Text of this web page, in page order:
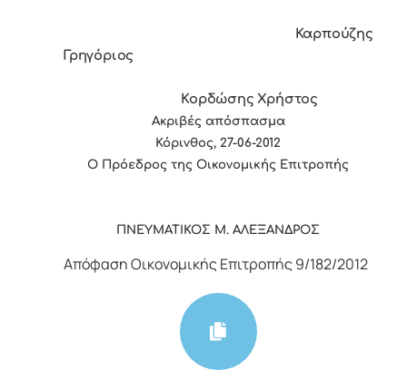
Καρπούζης
Γρηγόριος
Κορδώσης Χρήστος
Ακριβές απόσπασμα
Κόρινθος, 27-06-2012
Ο Πρόεδρος της Οικονομικής Επιτροπής
ΠΝΕΥΜΑΤΙΚΟΣ Μ. ΑΛΕΞΑΝΔΡΟΣ
Απόφαση Οικονομικής Επιτροπής 9/182/2012